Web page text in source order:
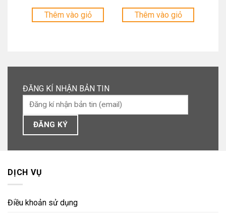
230.000 ₫.
hiện
là:
Thêm vào giỏ
295.000 ₫.
hiện
là:
Thêm vào giỏ
ĐĂNG KÍ NHẬN BẢN TIN
DỊCH VỤ
Điều khoản sử dụng